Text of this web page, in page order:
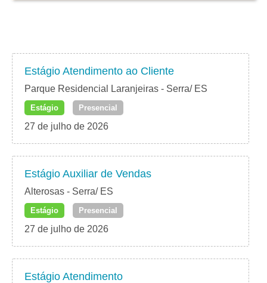
Estágio Atendimento ao Cliente
Parque Residencial Laranjeiras - Serra/ ES
Estágio Presencial
27 de julho de 2026
Estágio Auxiliar de Vendas
Alterosas - Serra/ ES
Estágio Presencial
27 de julho de 2026
Estágio Atendimento